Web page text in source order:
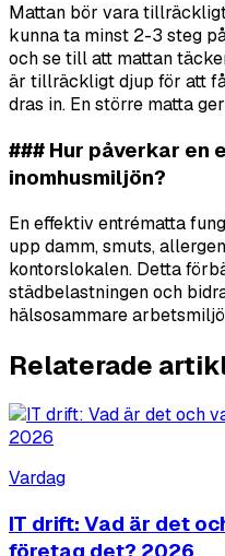
Mattan bör vara
kunna ta minst 2-3 steg
och se till att mattan
är tillräckligt djup för att
dras in. En större matta
### Hur påverkar en
inomhusmiljön?
En effektiv entrématta
upp damm, smuts,
kontorslokalen. Detta
städbelastningen och
hälsosammare
Relaterade
Vardag
IT drift: Vad är det